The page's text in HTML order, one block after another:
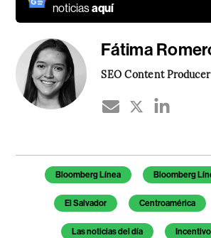
noticiasaquí
Fátima
SEO Content Producer
Temas de este artículo
Bloomberg Línea Bloomberg
El Salvador Centroamérica
Las noticias del día